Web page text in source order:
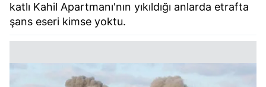
katlı Kahil Apartmanı'nın yıkıldığı anlarda etrafta
şans eseri kimse yoktu.